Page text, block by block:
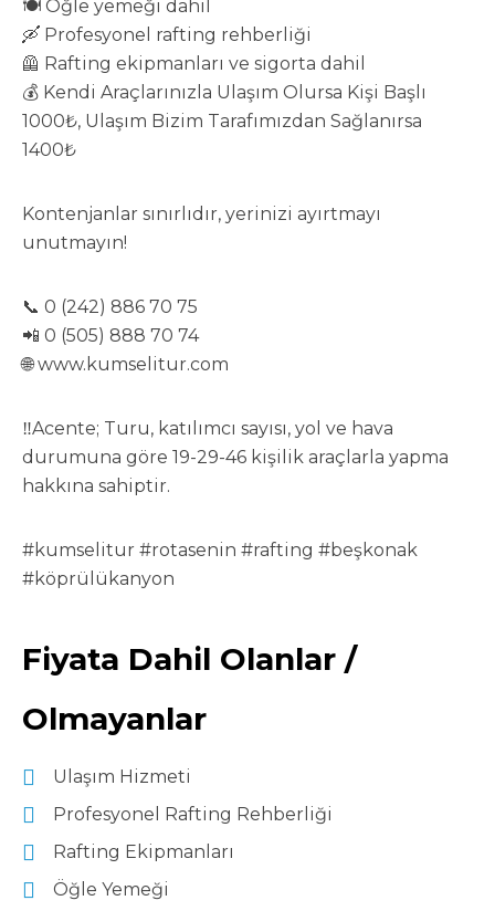
🍽️ Öğle yemeği dahil
🛶 Profesyonel rafting rehberliği
🦺 Rafting ekipmanları ve sigorta dahil
💰 Kendi Araçlarınızla Ulaşım Olursa Kişi Başlı
1000₺, Ulaşım Bizim Tarafımızdan Sağlanırsa
1400₺
Kontenjanlar sınırlıdır, yerinizi ayırtmayı
unutmayın!
📞 0 (242) 886 70 75
📲 0 (505) 888 70 74
🌐 www.kumselitur.com
‼️Acente; Turu, katılımcı sayısı, yol ve hava
durumuna göre 19-29-46 kişilik araçlarla yapma
hakkına sahiptir.
#kumselitur #rotasenin #rafting #beşkonak
#köprülükanyon
Fiyata Dahil Olanlar /
Olmayanlar
Ulaşım Hizmeti
Profesyonel Rafting Rehberliği
Rafting Ekipmanları
Öğle Yemeği